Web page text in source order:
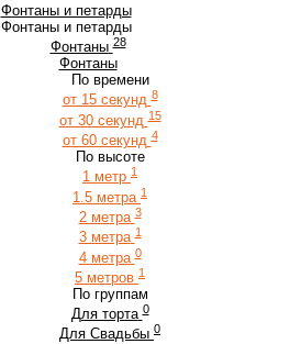
Фонтаны и петарды
Фонтаны и петарды
Фонтаны 28
Фонтаны
По времени
от 15 секунд 8
от 30 секунд 15
от 60 секунд 4
По высоте
1 метр 1
1.5 метра 1
2 метра 3
3 метра 1
4 метра 0
5 метров 1
По группам
Для торта 0
Для Свадьбы 0